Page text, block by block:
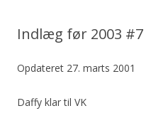
Indlæg før 2003 #7
Opdateret 27. marts 2001
Daffy klar til VK